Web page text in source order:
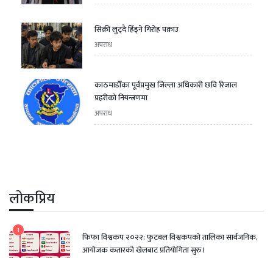
सिक्री लुट्दै हिँड्ने गिरोह पक्राउ
अपराध
काठमाडौँका पूर्वप्रमुख जिल्ला अधिकारी छवि रिजाल
प्रहरीको नियन्त्रणमा
अपराध
लोकप्रिय
1
फिफा विश्वकप २०२२: फुटबल विश्वकपको तालिका सार्वजनिक,
आयोजक कतारको खेलबाट प्रतियोगिता सुरु।